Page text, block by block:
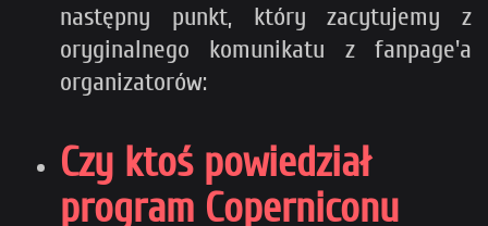
następny punkt, który zacytujemy z
oryginalnego komunikatu z fanpage'a
organizatorów:
Czy ktoś powiedział
program Coperniconu